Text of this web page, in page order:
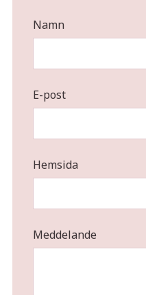
Namn
E-post
Hemsida
Meddelande